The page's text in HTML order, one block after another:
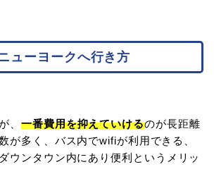
ューヨークへ行き方
、 一番費用を抑えていけるのが長距離
が多く、バス内でwifiが利用できる、
ウンタウン内にあり便利というメリッ